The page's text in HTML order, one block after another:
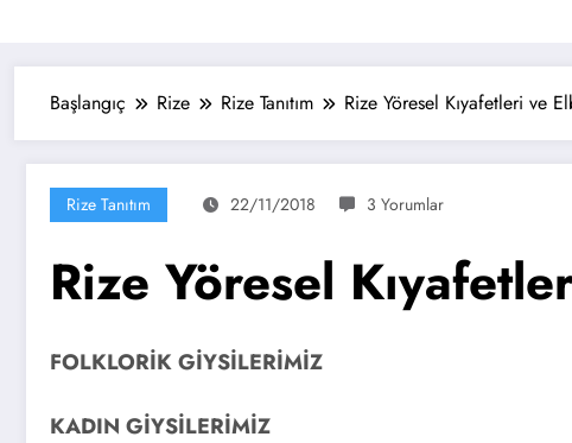
Başlangıç Rize Rize Tanıtım Rize Yöresel Kıyafetleri ve
Rize Tanıtım 22/11/2018 3 Yorumlar
Rize Yöresel
FOLKLORİK GİYSİLERİMİZ
KADIN GİYSİLERİMİZ